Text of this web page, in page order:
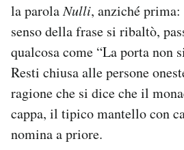
la parolaNulli, anziché
senso della frase si ribaltò,
qualcosa come “La porta non
Resti chiusa alle persone
ragione che si dice che il
cappa, il tipico mantello con
nomina a priore.